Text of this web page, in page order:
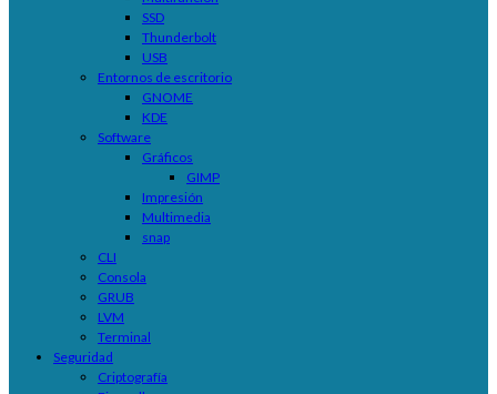
SSD
Thunderbolt
USB
Entornos de escritorio
GNOME
KDE
Software
Gráficos
GIMP
Impresión
Multimedia
snap
CLI
Consola
GRUB
LVM
Terminal
Seguridad
Criptografía